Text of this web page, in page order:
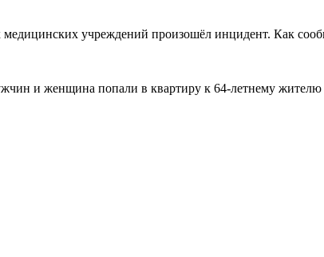
учреждений произошёл инцидент. Как
и женщина попали в квартиру к 64-летнему